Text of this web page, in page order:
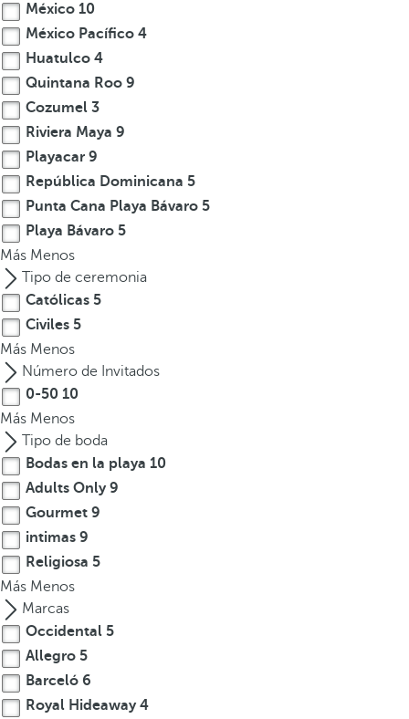
México 10
México Pacífico 4
Huatulco 4
Quintana Roo 9
Cozumel 3
Riviera Maya 9
Playacar 9
República Dominicana 5
Punta Cana Playa Bávaro 5
Playa Bávaro 5
Más Menos
Tipo de ceremonia
Católicas 5
Civiles 5
Más Menos
Número de Invitados
0-50 10
Más Menos
Tipo de boda
Bodas en la playa 10
Adults Only9
Gourmet 9
intimas 9
Religiosa 5
Más Menos
Marcas
Occidental 5
Allegro 5
Barceló 6
Royal Hideaway4